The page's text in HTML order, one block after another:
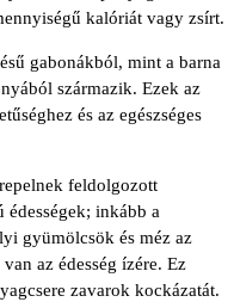
kalóriát vagy zsírt.
gabonákból, mint a barna
származik. Ezek az
és az egészséges
feldolgozott
inkább a
gyümölcsök és méz az
az édesség ízére. Ez
zavarok kockázatát.